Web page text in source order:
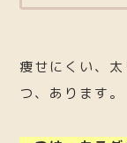
痩せにくい、
つ、あります。